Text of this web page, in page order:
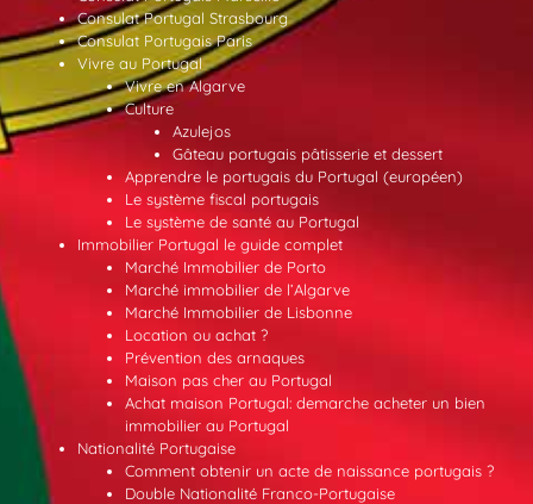
Consulat Portugal Strasbourg
Consulat Portugais Paris
Vivre au Portugal
Vivre en Algarve
Culture
Azulejos
Gâteau portugais pâtisserie et dessert
Apprendre le portugais du Portugal (européen)
Le système fiscal portugais
Le système de santé au Portugal
Immobilier Portugal le guide complet
Marché Immobilier de Porto
Marché immobilier de l’Algarve
Marché Immobilier de Lisbonne
Location ou achat ?
Prévention des arnaques
Maison pas cher au Portugal
Achat maison Portugal: demarche acheter un bien
immobilier au Portugal
Nationalité Portugaise
Comment obtenir un acte de naissance portugais ?
Double Nationalité Franco-Portugaise